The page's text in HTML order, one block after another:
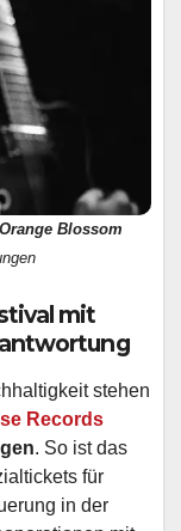
Orange Blossom
mit
stehen
Records
. So ist das
für
in der